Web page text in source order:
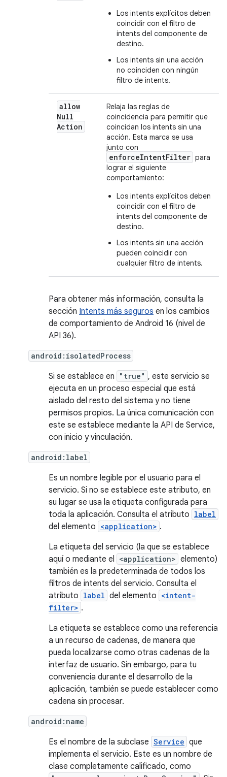
Los intents explícitos deben
coincidir con el filtro de
intents del componente de
destino.
Los intents sin una acción
no coinciden con ningún
filtro de intents.
allow
Null
Action
Relaja las reglas de
coincidencia para permitir que
coincidan los intents sin una
acción. Esta marca se usa
junto con
enforceIntentFilter para
lograr el siguiente
comportamiento:
Los intents explícitos deben
coincidir con el filtro de
intents del componente de
destino.
Los intents sin una acción
pueden coincidir con
cualquier filtro de intents.
Para obtener más información, consulta la
sección Intents más seguros en los cambios
de comportamiento de Android 16 (nivel de
API 36).
android:isolatedProcess
Si se establece en "true" , este servicio se
ejecuta en un proceso especial que está
aislado del resto del sistema y no tiene
permisos propios. La única comunicación con
este se establece mediante la API de Service,
con inicio y vinculación.
android:label
Es un nombre legible por el usuario para el
servicio. Si no se establece este atributo, en
su lugar se usa la etiqueta configurada para
toda la aplicación. Consulta el atributo label
del elemento <application> .
La etiqueta del servicio (la que se establece
aquí o mediante el <application> elemento)
también es la predeterminada de todos los
filtros de intents del servicio. Consulta el
atributo label del elemento <intent-
filter> .
La etiqueta se establece como una referencia
a un recurso de cadenas, de manera que
pueda localizarse como otras cadenas de la
interfaz de usuario. Sin embargo, para tu
conveniencia durante el desarrollo de la
aplicación, también se puede establecer como
cadena sin procesar.
android:name
Es el nombre de la subclase Service que
implementa el servicio. Este es un nombre de
clase completamente calificado, como